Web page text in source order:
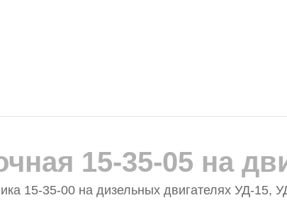
15-35-05 на
15-35-00 на дизельных двигателях УД-15,